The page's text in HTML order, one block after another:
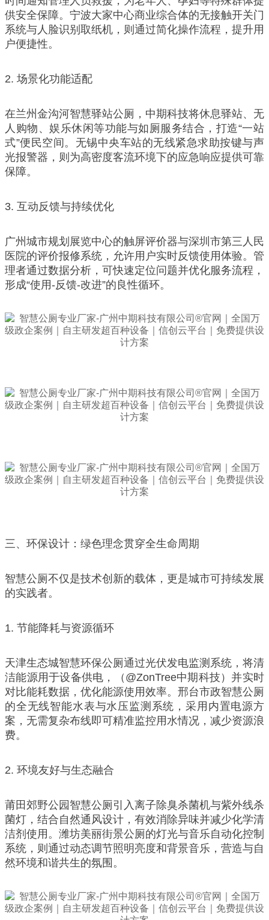
供安全保障。宁波大家中心商业综合体的无接触开关门
系统与人脸识别取纸机，则通过简化操作流程，提升用
户便捷性。
2. 场景化功能适配
在兰州金沟河智慧驿站公厕，中期科技将休息驿站、无
人购物、娱乐休闲等功能与如厕服务结合，打造“一站
式”便民空间。无锡中央车站的无线紧急求助按键与声
光报警器，则为高密度客流环境下的应急响应提供可靠
保障。
3. 互动反馈与持续优化
广州城市规划展览中心的触屏评价器与深圳市第三人民
医院的评价报修系统，允许用户实时反馈使用体验。管
理者通过数据分析，可快速定位问题并优化服务流程，
形成“使用-反馈-改进”的良性循环。
三、环保设计：绿色理念贯穿全生命周期
智慧公厕不仅是技术创新的载体，更是城市可持续发展
的实践者。
1. 节能降耗与资源循环
天津生态城智慧环保公厕通过光伏发电监测系统，将清
洁能源用于设备供电，（@ZonTree中期科技）并实时
对比能耗数据，优化能源使用效率。邢台市政智慧公厕
的全无线智能水表与水压监测系统，采用内置电源方
案，无需复杂布线即可精准监控用水情况，减少资源浪
费。
2. 环境友好与生态融合
莆田郊野公园智慧公厕引入离子除臭杀菌机与紫外线杀
菌灯，结合自然通风设计，有效消除异味并减少化学清
洁剂使用。潍坊美丽街景公厕的灯光与音乐自动化控制
系统，则通过动态调节照明亮度和背景音乐，营造与自
然环境和谐共生的氛围。